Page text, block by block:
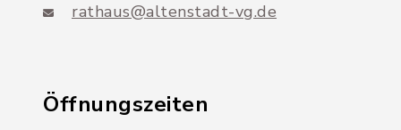
rathaus@altenstadt-vg.de
Öffnungszeiten